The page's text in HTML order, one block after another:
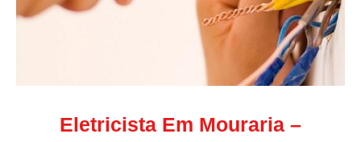
Eletricista Em Mouraria –